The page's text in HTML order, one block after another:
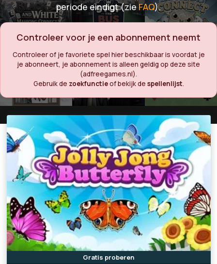
periode eindigt (zieFAQ).
Controleer voor je een abonnement neemt
Controleer of je favoriete spel hier beschikbaar is voordat je
je abonneert, je abonnement is alleen geldig op deze site
(adfreegames.nl).
Gebruik de zoekfunctieof bekijk de spellenlijst.
Gratis proberen